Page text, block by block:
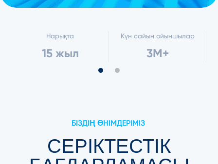
Нарықта
15 жыл
Күн сайын ойыншылар
3M+
БІЗДІҢ ӨНІМДЕРІМІЗ
СЕРІКТЕСТІК